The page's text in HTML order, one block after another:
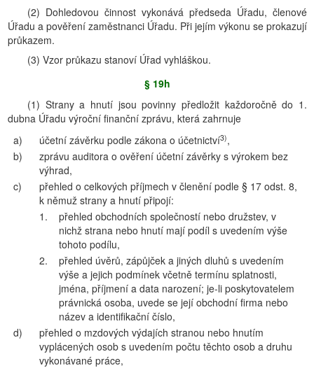
(2) Dohledovou činnost vykonává předseda Úřadu, členové
Úřadu a pověření zaměstnanci Úřadu. Při jejím výkonu se prokazují
průkazem.
(3) Vzor průkazu stanoví Úřad vyhláškou.
§ 19h
(1) Strany a hnutí jsou povinny předložit každoročně do 1.
dubna Úřadu výroční finanční zprávu, která zahrnuje
a)
účetní závěrku podle zákona o účetnictví3),
b)
zprávu auditora o ověření účetní závěrky s výrokem bez
výhrad,
c)
přehled o celkových příjmech v členění podle § 17 odst. 8,
k němuž strany a hnutí připojí:
1.
přehled obchodních společností nebo družstev, v
nichž strana nebo hnutí mají podíl s uvedením výše
tohoto podílu,
2.
přehled úvěrů, zápůjček a jiných dluhů s uvedením
výše a jejich podmínek včetně termínu splatnosti,
jména, příjmení a data narození; je-li poskytovatelem
právnická osoba, uvede se její obchodní firma nebo
název a identifikační číslo,
d)
přehled o mzdových výdajích stranou nebo hnutím
vyplácených osob s uvedením počtu těchto osob a druhu
vykonávané práce,